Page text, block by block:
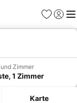
Favoriten
Zimmer
1 Zimmer
Karte